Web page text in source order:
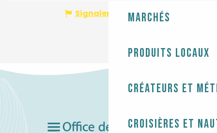
Marchés
Produits locaux
Créateurs et
Croisières et
Signaler une erreur